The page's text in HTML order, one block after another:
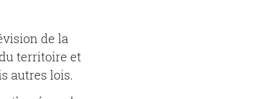
de la
territoire et
autres lois.